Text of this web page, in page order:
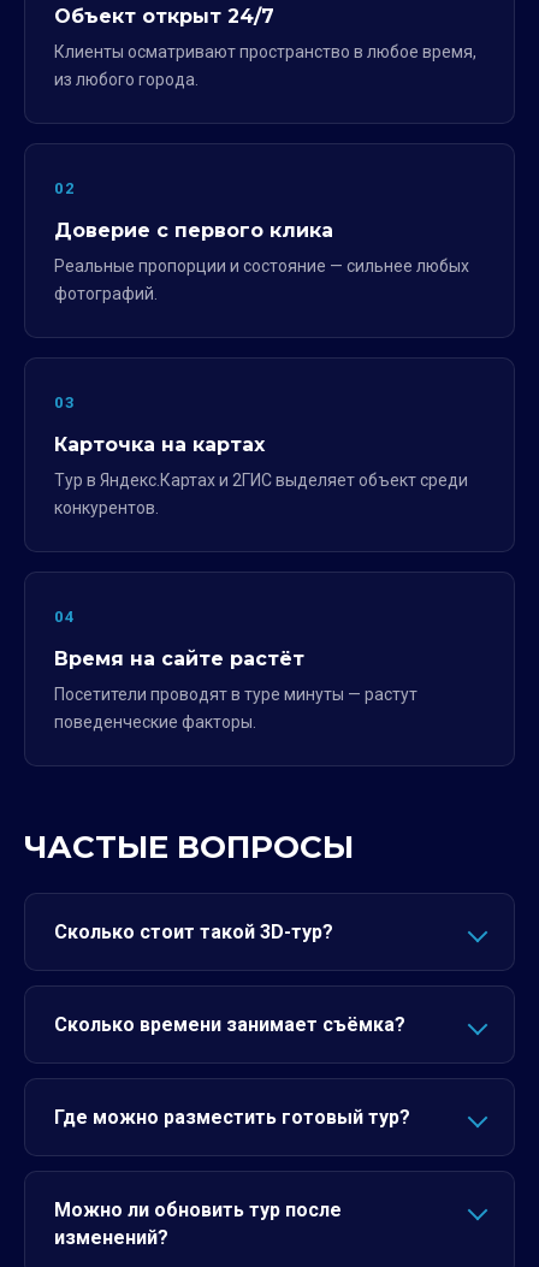
Объект открыт 24/7
Клиенты осматривают пространство в любое время,
из любого города.
02
Доверие с первого клика
Реальные пропорции и состояние — сильнее любых
фотографий.
03
Карточка на картах
Тур в Яндекс.Картах и 2ГИС выделяет объект среди
конкурентов.
04
Время на сайте растёт
Посетители проводят в туре минуты — растут
поведенческие факторы.
ЧАСТЫЕ ВОПРОСЫ
Сколько стоит такой 3D-тур?
Сколько времени занимает съёмка?
Где можно разместить готовый тур?
Можно ли обновить тур после
изменений?